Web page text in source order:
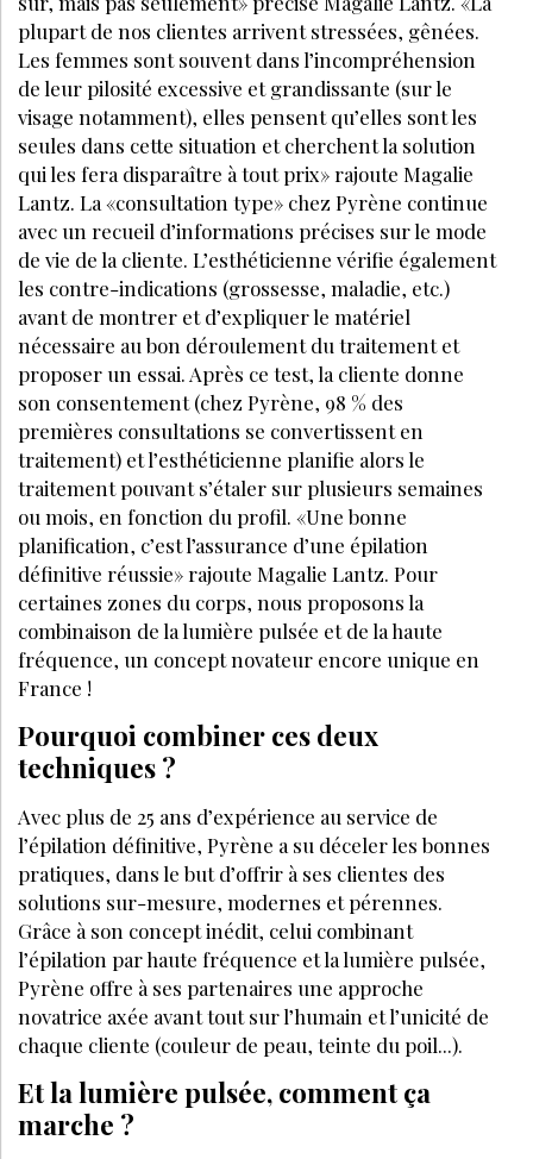
plupart de nos clientes arrivent stressées, gênées.
Les femmes sont souvent dans l’incompréhension
de leur pilosité excessive et grandissante (sur le
visage notamment), elles pensent qu’elles sont les
seules dans cette situation et cherchent la solution
qui les fera disparaître à tout prix» rajoute Magalie
Lantz. La «consultation type» chez Pyrène continue
avec un recueil d’informations précises sur le mode
de vie de la cliente. L’esthéticienne vérifie également
les contre-indications (grossesse, maladie, etc.)
avant de montrer et d’expliquer le matériel
nécessaire au bon déroulement du traitement et
proposer un essai. Après ce test, la cliente donne
son consentement (chez Pyrène, 98 % des
premières consultations se convertissent en
traitement) et l’esthéticienne planifie alors le
traitement pouvant s’étaler sur plusieurs semaines
ou mois, en fonction du profil. «Une bonne
planification, c’est l’assurance d’une épilation
définitive réussie» rajoute Magalie Lantz. Pour
certaines zones du corps, nous proposons la
combinaison de la lumière pulsée et de la haute
fréquence, un concept novateur encore unique en
France !
Pourquoi combiner ces deux
techniques ?
Avec plus de 25 ans d’expérience au service de
l’épilation définitive, Pyrène a su déceler les bonnes
pratiques, dans le but d’offrir à ses clientes des
solutions sur-mesure, modernes et pérennes.
Grâce à son concept inédit, celui combinant
l’épilation par haute fréquence et la lumière pulsée,
Pyrène offre à ses partenaires une approche
novatrice axée avant tout sur l’humain et l’unicité de
chaque cliente (couleur de peau, teinte du poil...).
Et la lumière pulsée, comment ça
marche ?